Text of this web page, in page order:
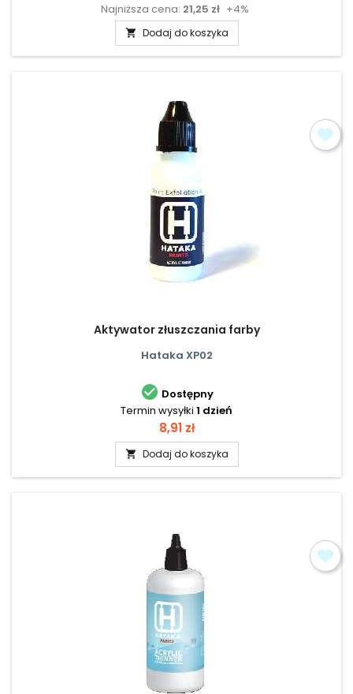
podstawowa
Najniższa cena: 21,25 zł +4%
 Dodaj do koszyka
Aktywator złuszczania farby
Hataka XP02
 Dostępny
Termin wysyłki 1 dzień
Cena
8,91 zł
 Dodaj do koszyka